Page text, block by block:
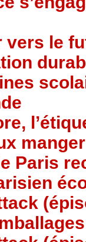
vers le
Paris